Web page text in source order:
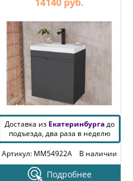
Доставка из Екатеринбургадо
подъезда, два раза в неделю
Артикул: MM54922A
В наличии
Подробнее